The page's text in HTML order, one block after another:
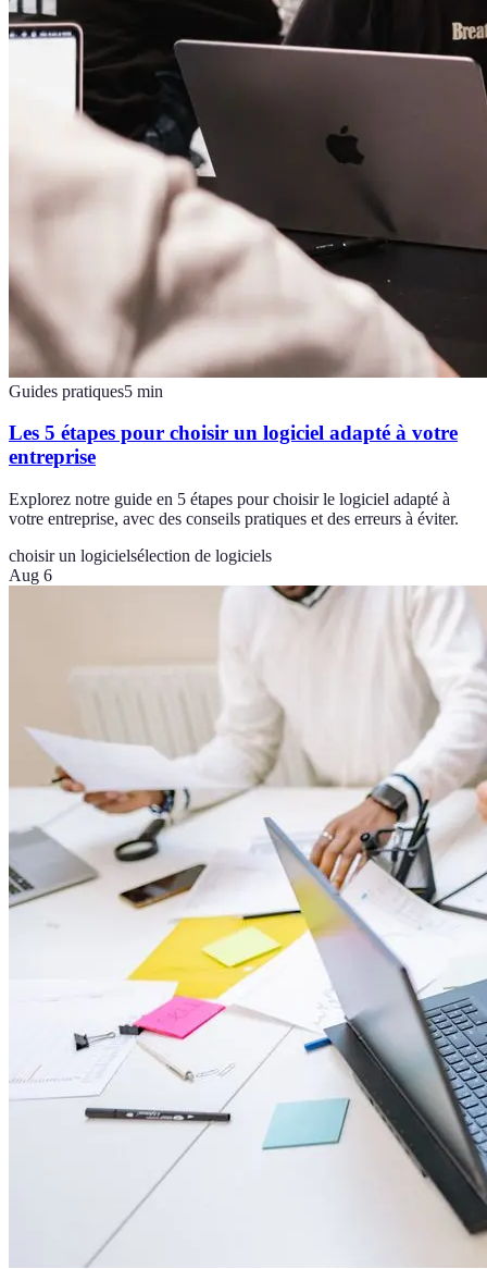
Guides pratiques5 min
Les 5 étapes pour choisir un logiciel adapté à votre
entreprise
Explorez notre guide en 5 étapes pour choisir le logiciel adapté à
votre entreprise, avec des conseils pratiques et des erreurs à éviter.
choisir un logicielsélection de logiciels
Aug 6